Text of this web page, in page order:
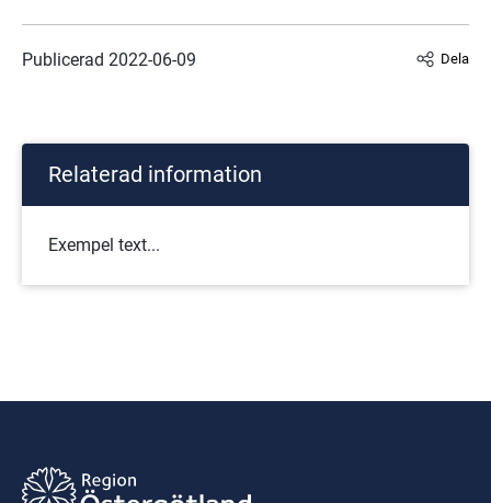
Publicerad 2022-06-09 Dela
Relaterad information
Exempel text...